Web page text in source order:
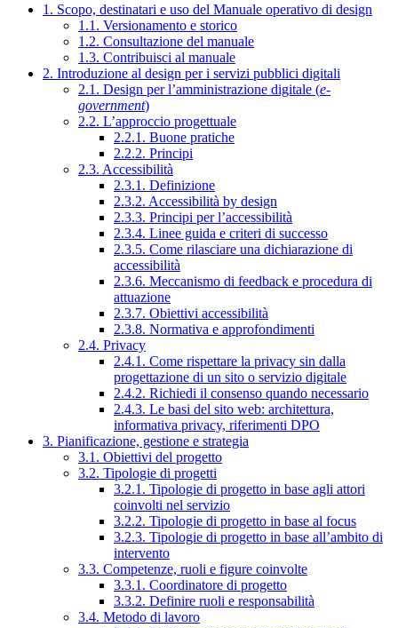
1. Scopo, destinatari e uso del Manuale operativo di design
1.1. Versionamento e storico
1.2. Consultazione del manuale
1.3. Contribuisci al manuale
2. Introduzione al design per i servizi pubblici digitali
2.1. Design per l’amministrazione digitale (e-
government)
2.2. L’approccio progettuale
2.2.1. Buone pratiche
2.2.2. Principi
2.3. Accessibilità
2.3.1. Definizione
2.3.2. Accessibilità by design
2.3.3. Principi per l’accessibilità
2.3.4. Linee guida e criteri di successo
2.3.5. Come rilasciare una dichiarazione di
accessibilità
2.3.6. Meccanismo di feedback e procedura di
attuazione
2.3.7. Obiettivi accessibilità
2.3.8. Normativa e approfondimenti
2.4. Privacy
2.4.1. Come rispettare la privacy sin dalla
progettazione di un sito o servizio digitale
2.4.2. Richiedi il consenso quando necessario
2.4.3. Le basi del sito web: architettura,
informativa privacy, riferimenti DPO
3. Pianificazione, gestione e strategia
3.1. Obiettivi del progetto
3.2. Tipologie di progetti
3.2.1. Tipologie di progetto in base agli attori
coinvolti nel servizio
3.2.2. Tipologie di progetto in base al focus
3.2.3. Tipologie di progetto in base all’ambito di
intervento
3.3. Competenze, ruoli e figure coinvolte
3.3.1. Coordinatore di progetto
3.3.2. Definire ruoli e responsabilità
3.4. Metodo di lavoro